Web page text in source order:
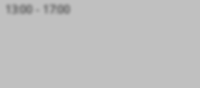
13:00 - 17:00